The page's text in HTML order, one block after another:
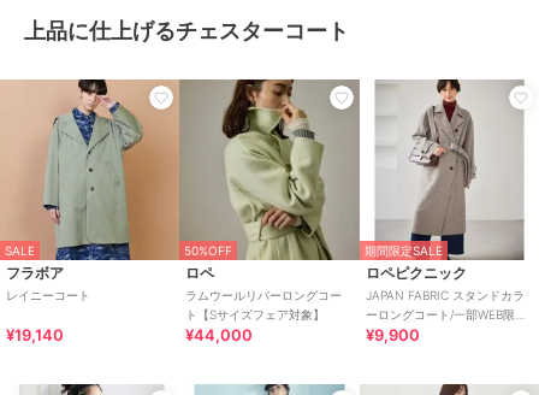
上品に仕上げるチェスターコート
SALE
フラボア
レイニーコート
¥19,140
50%OFF
ロペ
ラムウールリバーロングコー
ト【Sサイズフェア対象】
¥44,000
期間限定SALE
ロペピクニック
JAPAN FABRIC スタンドカラ
ーロングコート/一部WEB限定
カラー
¥9,900